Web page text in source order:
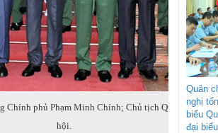
phủ Phạm Minh Chính; Chủ tịch Quốc hội Trần
hội.
Quân
nghị
biểu
đại